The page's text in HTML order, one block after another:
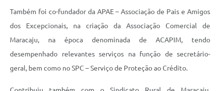
Também foi co-fundador da APAE – Associação de Pais e Amigos
dos Excepcionais, na criação da Associação Comercial de
Maracaju, na época denominada de ACAPIM, tendo
desempenhado relevantes serviços na função de secretário-
geral, bem como no SPC – Serviço de Proteção ao Crédito.